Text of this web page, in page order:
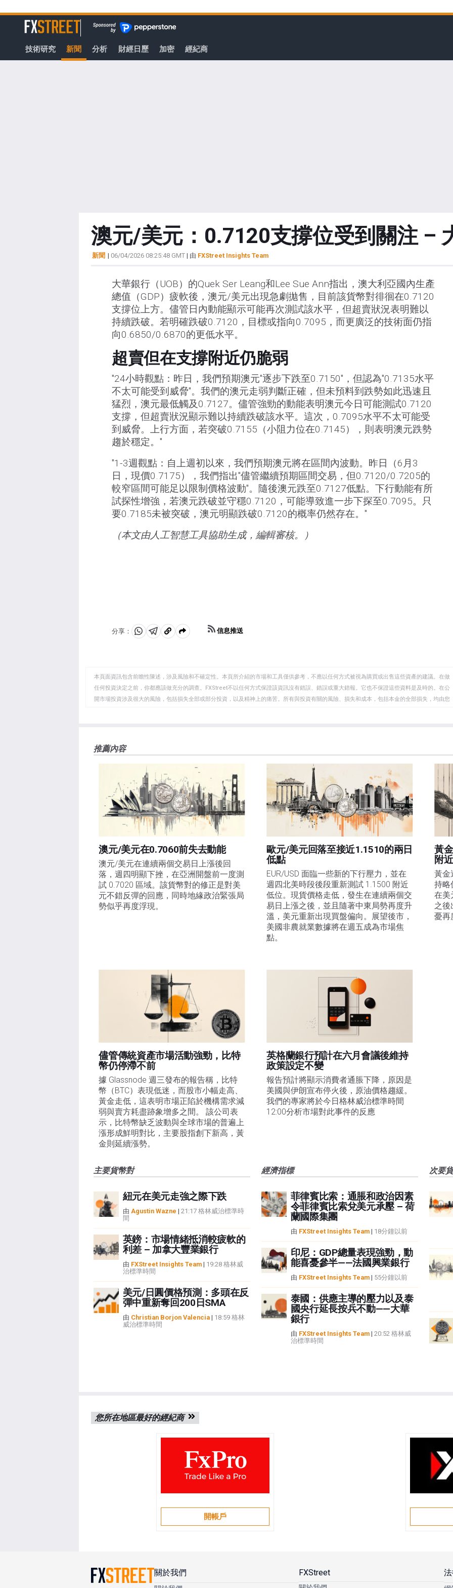
至
容
FXStreet
技術研究 新聞 分析 財經日歷 加密 經紀商
澳元/美元：0.7120支撐位受到關注 –
新聞 | 06/04/2026 08:25:48 GMT| 由 FXStreet Insights Team
大華銀行（UOB）的Quek Ser Leang和Lee Sue Ann指出，澳大利亞國內生產
總值（GDP）疲軟後，澳元/美元出現急劇拋售，目前該貨幣對徘徊在0.7120
支撐位上方。儘管日內動能顯示可能再次測試該水平，但超賣狀況表明難以
持續跌破。若明確跌破0.7120，目標或指向0.7095，而更廣泛的技術面仍指
向0.6850/0.6870的更低水平。
超賣但在支撐附近仍脆弱
"24小時觀點：昨日，我們預期澳元"逐步下跌至0.7150"，但認為"0.7135水平
不太可能受到威脅"。我們的澳元走弱判斷正確，但未預料到跌勢如此迅速且
猛烈，澳元最低觸及0.7127。儘管強勁的動能表明澳元今日可能測試0.7120
支撐，但超賣狀況顯示難以持續跌破該水平。這次，0.7095水平不太可能受
到威脅。上行方面，若突破0.7155（小阻力位在0.7145），則表明澳元跌勢
趨於穩定。"
"1-3週觀點：自上週初以來，我們預期澳元將在區間內波動。昨日（6月3
日，現價0.7175），我們指出"儘管繼續預期區間交易，但0.7120/0.7205的
較窄區間可能足以限制價格波動"。隨後澳元跌至0.7127低點。下行動能有所
試探性增強，若澳元跌破並守穩0.7120，可能導致進一步下探至0.7095。只
要0.7185未被突破，澳元明顯跌破0.7120的概率仍然存在。"
（本文由人工智慧工具協助生成，編輯審核。）
分享：
分
WhatsApp
分
Telegram
複
剪
貼
板
信息推送
本頁面資訊包含前瞻性陳述，涉及風險和不確定性。本頁所介紹的市場和工具僅供參考，不應以任何方式被視為購買或出售這些資產的建議。在做
任何投資決定之前，你都應該做充分的調查。FXStreet不以任何方式保證該資訊沒有錯誤、錯誤或重大錯報。它也不保證這些資料是及時的。在公
開市場投資涉及很大的風險，包括損失全部或部分投資，以及精神上的痛苦。所有與投資有關的風險、損失和成本，包括本金的全部損失，均由您
FXStreet和作者不提供個性化的建議。作者對該資訊的準確性、完整性或適用性不作任何陳述。FXStreet和作者將不承擔任何錯誤，遺漏或任何損
失，傷害或損害由此資訊及其顯示或使用引起的。錯誤和遺漏除外。本文作者和FXStreet並非註冊投資顧問，本文內容無意提供任何投資建議。
推薦內容
澳元/美元在0.7060前失去動能
澳元/美元在連續兩個交易日上漲後回
落，週四明顯下挫，在亞洲開盤前一度測
試 0.7020 區域。該貨幣對的修正是對美
元不錯反彈的回應，同時地緣政治緊張局
勢似乎再度浮現。
歐元/美元回落至接近1.1510的兩日
低點
EUR/USD 面臨一些新的下行壓力，並在
週四北美時段後段重新測試 1.1500 附近
低位。現貨價格走低，發生在連續兩個交
易日上漲之後，並且隨著中東局勢再度升
溫，美元重新出現買盤偏向。展望後市，
美國非農就業數據將在週五成為市場焦
點。
黃
附近
黃金
持略
在美
之後
憂再
儘管傳統資產市場活動強勁，比特
幣仍停滯不前
據 Glassnode 週三發布的報告稱，比特
幣（BTC）表現低迷，而股市小幅走高、
黃金走低，這表明市場正陷於機構需求減
弱與賣方耗盡跡象增多之間。 該公司表
示，比特幣缺乏波動與全球市場的普遍上
漲形成鮮明對比，主要股指創下新高，黃
金則延續漲勢。
英格蘭銀行預計在六月會議後維持
政策設定不變
報告預計將顯示消費者通脹下降，原因是
美國與伊朗宣布停火後，原油價格趨緩。
我們的專家將於今日格林威治標準時間
12:00分析市場對此事件的反應
主要貨幣對
紐元在美元走強之際下跌
由 Agustin Wazne | 21:17 格林威治標準時
間
英鎊：市場情緒抵消較疲軟的
利差 – 加拿大豐業銀行
由 FXStreet Insights Team| 19:28 格林威
治標準時間
美元/日圓價格預測：多頭在反
彈中重新奪回200日SMA
由 Christian Borjon Valencia| 18:59 格林
威治標準時間
經濟指標
菲律賓比索：通脹和政治因素
令菲律賓比索兌美元承壓 – 荷
蘭國際集團
由 FXStreet Insights Team| 18分鐘以前
印尼：GDP總量表現強勁，動
能喜憂參半——法國興業銀行
由 FXStreet Insights Team| 55分鐘以前
泰國：供應主導的壓力以及泰
國央行延長按兵不動——大華
銀行
由 FXStreet Insights Team| 20:52 格林威
治標準時間
次要
您所在地區最好的經紀商
開帳戶
關於我們 FXStreet